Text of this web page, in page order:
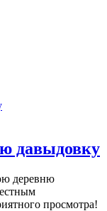
давыдовку
деревню
просмотра!